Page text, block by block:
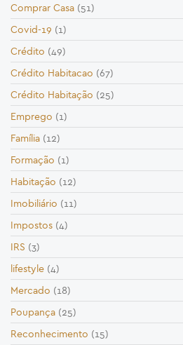
Comprar Casa (51)
Covid-19 (1)
Crédito (49)
Crédito Habitacao (67)
Crédito Habitação (25)
Emprego (1)
Família (12)
Formação (1)
Habitação (12)
Imobiliário (11)
Impostos (4)
IRS (3)
lifestyle (4)
Mercado (18)
Poupança (25)
Reconhecimento (15)